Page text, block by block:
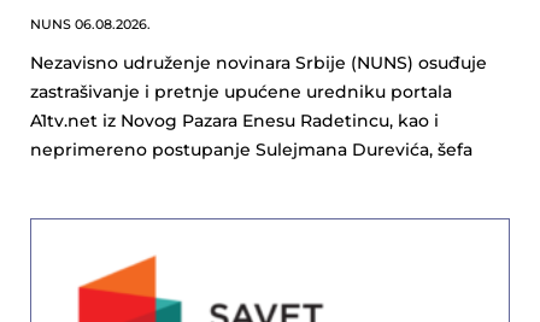
NUNS 06.08.2026.
Nezavisno udruženje novinara Srbije (NUNS) osuđuje
zastrašivanje i pretnje upućene uredniku portala
A1tv.net iz Novog Pazara Enesu Radetincu, kao i
neprimereno postupanje Sulejmana Durevića, šefa